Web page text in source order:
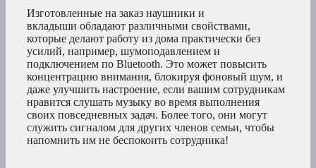
Изготовленные на заказ наушники и
вкладыши обладают различными свойствами,
которые делают работу из дома практически без
усилий, например, шумоподавлением и
подключением по Bluetooth. Это может повысить
концентрацию внимания, блокируя фоновый шум, и
даже улучшить настроение, если вашим сотрудникам
нравится слушать музыку во время выполнения
своих повседневных задач. Более того, они могут
служить сигналом для других членов семьи, чтобы
напомнить им не беспокоить сотрудника!